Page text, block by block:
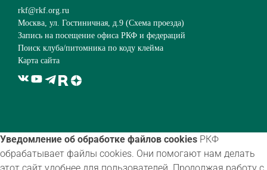
rkf@rkf.org.ru
Москва, ул. Гостиничная, д.9 (Схема проезда)
Запись на посещение офиса РКФ и федераций
Поиск клуба/питомника по коду клейма
Карта сайта
Уведомление об обработке файлов cookies РКФ
обрабатывает файлы cookies. Они помогают нам делать